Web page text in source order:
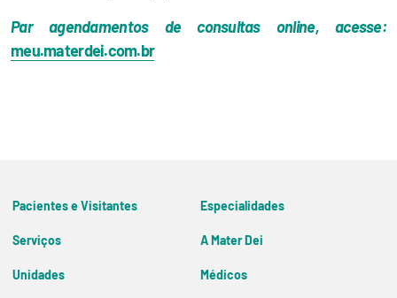
Par agendamentos de consultas online, acesse:
meu.materdei.com.br
Pacientes e Visitantes
Especialidades
Serviços
A Mater Dei
Filosofia e História
Unidades
Médicos